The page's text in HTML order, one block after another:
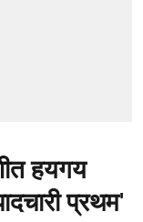
हयगय
प्रथम'